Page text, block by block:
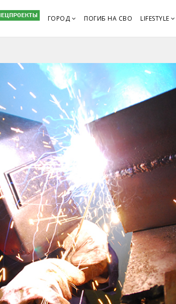
ГОРОД ПОГИБ НА СВО LIFESTYLE